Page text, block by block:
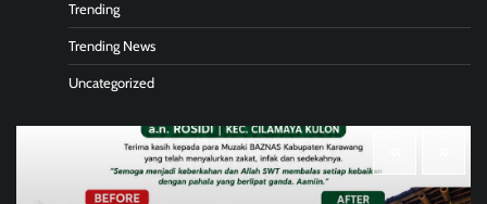
Trending
Trending News
Uncategorized